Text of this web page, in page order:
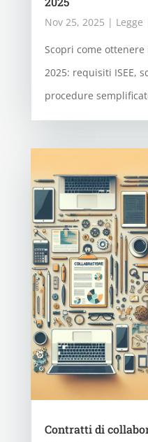
Nov 25, 2025 | Legge
Scopri come
2025: requisiti ISEE,
procedure
Contratti di